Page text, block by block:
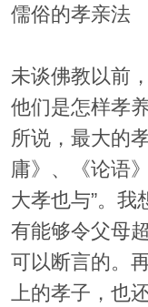
儒俗的孝亲法
未谈佛教以前
他们是怎样孝
所说，最大的
庸》、《论语
大孝也与”。我
有能够令父母
可以断言的。
上的孝子，也